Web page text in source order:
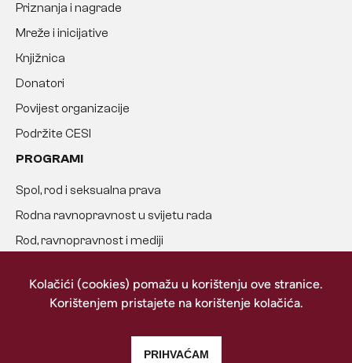
Priznanja i nagrade
Mreže i inicijative
Knjižnica
Donatori
Povijest organizacije
Podržite CESI
PROGRAMI
Spol, rod i seksualna prava
Rodna ravnopravnost u svijetu rada
Rod, ravnopravnost i mediji
ISTRAŽITE
Kolačići (cookies) pomažu u korištenju ove stranice.
Korištenjem pristajete na korištenje kolačića.
PRIHVAĆAM